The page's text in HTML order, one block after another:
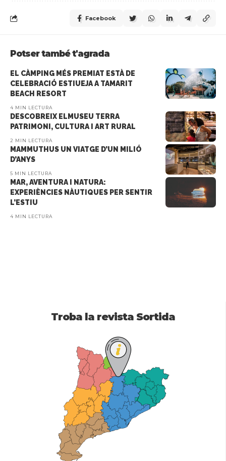
Facebook
Potser també t'agrada
EL CÀMPING MÉS PREMIAT ESTÀ DE
CELEBRACIÓ ESTIUEJA A TAMARIT
BEACH RESORT
4 MIN LECTURA
DESCOBREIX ELMUSEU TERRA
PATRIMONI, CULTURA I ART RURAL
2 MIN LECTURA
MAMMUTHUS UN VIATGE D’UN MILIÓ
D’ANYS
5 MIN LECTURA
MAR, AVENTURA I NATURA:
EXPERIÈNCIES NÀUTIQUES PER SENTIR
L’ESTIU
4 MIN LECTURA
Troba la revista Sortida